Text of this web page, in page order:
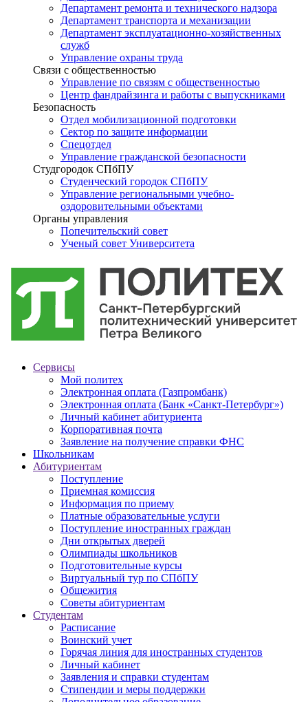
Департамент ремонта и технического надзора
Департамент транспорта и механизации
Департамент эксплуатационно-хозяйственных
служб
Управление охраны труда
Связи с общественностью
Управление по связям с общественностью
Центр фандрайзинга и работы с выпускниками
Безопасность
Отдел мобилизационной подготовки
Сектор по защите информации
Спецотдел
Управление гражданской безопасности
Студгородок СПбПУ
Студенческий городок СПбПУ
Управление региональными учебно-
оздоровительными объектами
Органы управления
Попечительский совет
Ученый совет Университета
Сервисы
Мой политех
Электронная оплата (Газпромбанк)
Электронная оплата (Банк «Санкт-Петербург»)
Личный кабинет абитуриента
Корпоративная почта
Заявление на получение справки ФНС
Школьникам
Абитуриентам
Поступление
Приемная комиссия
Информация по приему
Платные образовательные услуги
Поступление иностранных граждан
Дни открытых дверей
Олимпиады школьников
Подготовительные курсы
Виртуальный тур по СПбПУ
Общежития
Советы абитуриентам
Студентам
Расписание
Воинский учет
Горячая линия для иностранных студентов
Личный кабинет
Заявления и справки студентам
Стипендии и меры поддержки